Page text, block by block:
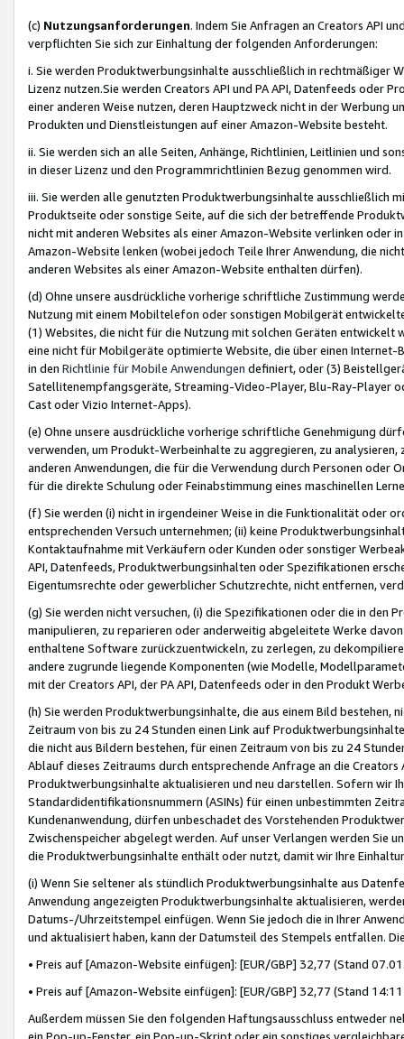
(c) Nutzungsanforderungen. Indem Sie Anfragen an Creators API
verpflichten Sie sich zur Einhaltung der folgenden Anforderungen:
i. Sie werden Produktwerbungsinhalte ausschließlich in rechtmäßiger
Lizenz nutzen.Sie werden Creators API und PA API, Datenfeeds oder
einer anderen Weise nutzen, deren Hauptzweck nicht in der Werbung
Produkten und Dienstleistungen auf einer Amazon-Website besteht.
ii. Sie werden sich an alle Seiten, Anhänge, Richtlinien, Leitlinien und
in dieser Lizenz und den Programmrichtlinien Bezug genommen wird.
iii. Sie werden alle genutzten Produktwerbungsinhalte ausschließlich
Produktseite oder sonstige Seite, auf die sich der betreffende
nicht mit anderen Websites als einer Amazon-Website verlinken oder
Amazon-Website lenken (wobei jedoch Teile Ihrer Anwendung, die
anderen Websites als einer Amazon-Website enthalten dürfen).
(d) Ohne unsere ausdrückliche vorherige schriftliche Zustimmung
Nutzung mit einem Mobiltelefon oder sonstigen Mobilgerät
(1) Websites, die nicht für die Nutzung mit solchen Geräten
eine nicht für Mobilgeräte optimierte Website, die über einen
in den Richtlinie für Mobile Anwendungen definiert, oder (3)
Satellitenempfangsgeräte, Streaming-Video-Player, Blu-Ray-Player
Cast oder Vizio Internet-Apps).
(e) Ohne unsere ausdrückliche vorherige schriftliche Genehmigung
verwenden, um Produkt-Werbeinhalte zu aggregieren, zu
anderen Anwendungen, die für die Verwendung durch Personen
für die direkte Schulung oder Feinabstimmung eines maschinellen
(f) Sie werden (i) nicht in irgendeiner Weise in die Funktionalität oder
entsprechenden Versuch unternehmen; (ii) keine
Kontaktaufnahme mit Verkäufern oder Kunden oder sonstiger
API, Datenfeeds, Produktwerbungsinhalten oder Spezifikationen
Eigentumsrechte oder gewerblicher Schutzrechte, nicht entfernen,
(g) Sie werden nicht versuchen, (i) die Spezifikationen oder die in
manipulieren, zu reparieren oder anderweitig abgeleitete Werke
enthaltene Software zurückzuentwickeln, zu zerlegen, zu
andere zugrunde liegende Komponenten (wie Modelle,
mit der Creators API, der PA API, Datenfeeds oder in den Produkt
(h) Sie werden Produktwerbungsinhalte, die aus einem Bild bestehen,
Zeitraum von bis zu 24 Stunden einen Link auf
die nicht aus Bildern bestehen, für einen Zeitraum von bis zu 24
Ablauf dieses Zeitraums durch entsprechende Anfrage an die
Produktwerbungsinhalte aktualisieren und neu darstellen. Sofern wir
Standardidentifikationsnummern (ASINs) für einen unbestimmten
Kundenanwendung, dürfen unbeschadet des Vorstehenden
Zwischenspeicher abgelegt werden. Auf unser Verlangen werden Sie
die Produktwerbungsinhalte enthält oder nutzt, damit wir Ihre
(i) Wenn Sie seltener als stündlich Produktwerbungsinhalte aus
Anwendung angezeigten Produktwerbungsinhalte aktualisieren,
Datums-/Uhrzeitstempel einfügen. Wenn Sie jedoch die in Ihrer
und aktualisiert haben, kann der Datumsteil des Stempels entfallen.
• Preis auf [Amazon-Website einfügen]: [EUR/GBP] 32,77 (Stand
• Preis auf [Amazon-Website einfügen]: [EUR/GBP] 32,77 (Stand
Außerdem müssen Sie den folgenden Haftungsausschluss entweder
ein Pop-up-Fenster, ein Pop-up-Skript oder ein sonstiges